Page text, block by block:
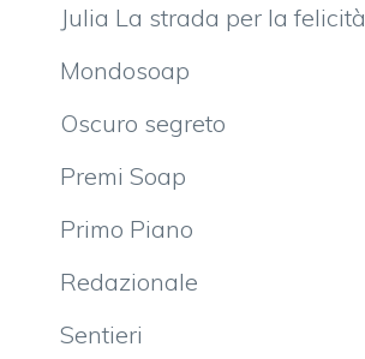
Julia La strada per la felicità
Mondosoap
Oscuro segreto
Premi Soap
Primo Piano
Redazionale
Sentieri